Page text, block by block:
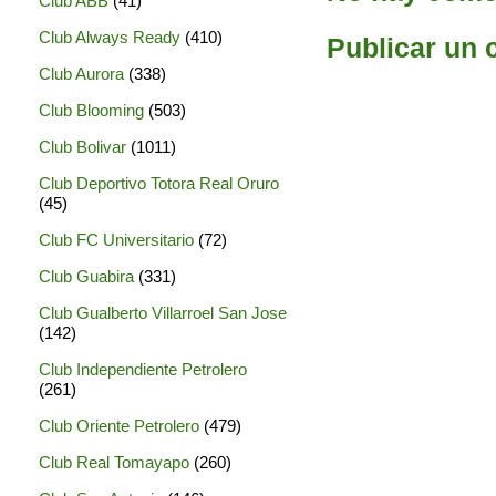
Publicar un
Club Always Ready (410)
Club Aurora (338)
Club Blooming (503)
Club Bolivar (1011)
Club Deportivo Totora Real Oruro
(45)
Club FC Universitario (72)
Club Guabira (331)
Club Gualberto Villarroel San Jose
(142)
Club Independiente Petrolero
(261)
Club Oriente Petrolero (479)
Club Real Tomayapo (260)